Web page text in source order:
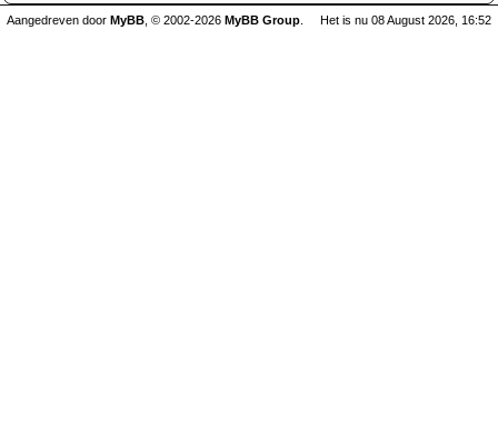
Het is nu 08 August 2026, 16:52
Aangedreven door MyBB , © 2002-2026 MyBB Group